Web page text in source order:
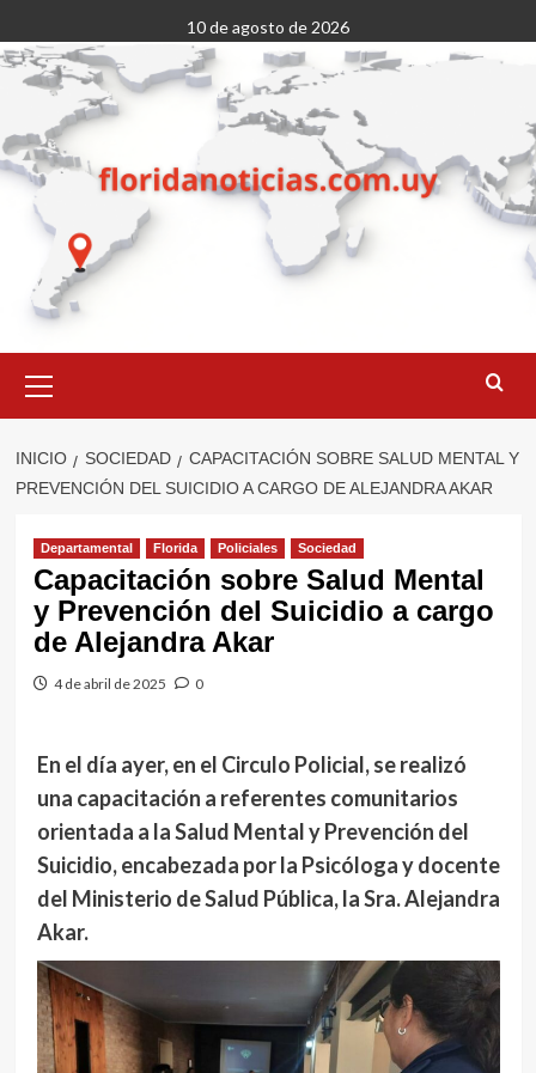
al
contenido
10 de agosto de 2026
primario
INICIO SOCIEDAD
CAPACITACIÓN SOBRE SALUD MENTAL Y
PREVENCIÓN DEL SUICIDIO A CARGO DE ALEJANDRA AKAR
Departamental Florida Policiales Sociedad
Capacitación sobre Salud Mental
y Prevención del Suicidio a cargo
de Alejandra Akar
4 de abril de 2025 0
En el día ayer, en el Circulo Policial, se realizó
una capacitación a referentes comunitarios
orientada a la Salud Mental y Prevención del
Suicidio, encabezada por la Psicóloga y docente
del Ministerio de Salud Pública, la Sra. Alejandra
Akar.